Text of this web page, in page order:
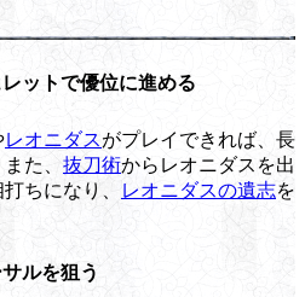
ットで優位に進める
レオニダスがプレイできれば、長
た、 抜刀術からレオニダスを出
ちになり、
レオニダスの遺志を
ルを狙う